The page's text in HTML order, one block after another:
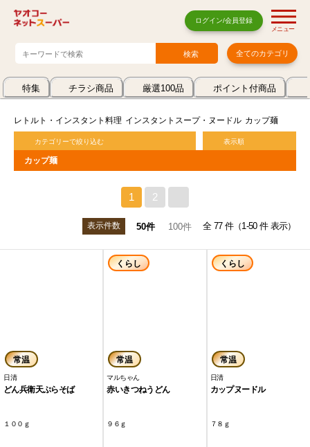
ログイン/会員登録
メニュー
全てのカテゴリ
特集 チラシ商品 厳選100品 ポイント付商品
レトルト・インスタント料理 インスタントスープ・ヌードル カップ麺
カテゴリーで絞り込む 表示順
カップ麺
1 2
表示件数 50件 100件 全 77 件（1-50 件 表示）
常温
日清
どん兵衛天ぷらそば
１００ｇ
くらし
常温
マルちゃん
赤いきつねうどん
９６ｇ
くらし
常温
日清
カップヌードル
７８ｇ